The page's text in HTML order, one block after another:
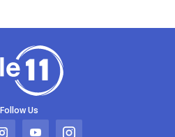
Follow Us